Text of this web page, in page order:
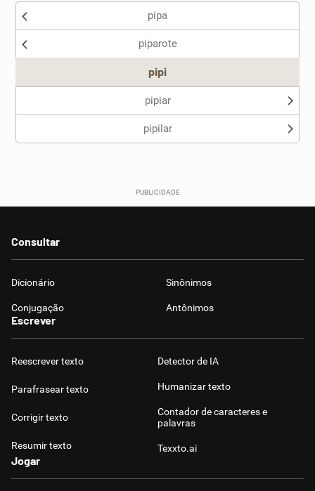
Nenhum dos sinônimos apresentados me ajudou
pipa
piparote
pipi
pipiar
pipilar
Consultar
Dicionário Sinônimos
Conjugação Antônimos
Escrever
Reescrever texto
Parafrasear texto
Corrigir texto
Resumir texto
Detector de IA
Humanizar texto
Contador de caracteres e
palavras
Texxto.ai
Jogar